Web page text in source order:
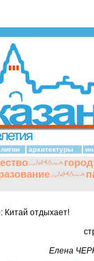
архитектуры
Китай отдыхает!
Елена